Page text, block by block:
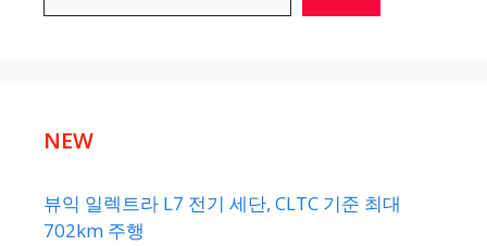
NEW
뷰익 일렉트라 L7 전기 세단, CLTC 기준 최대
702km 주행